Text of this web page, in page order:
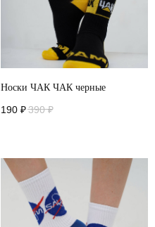
Носки ЧАК ЧАК черные
190 ₽390 ₽